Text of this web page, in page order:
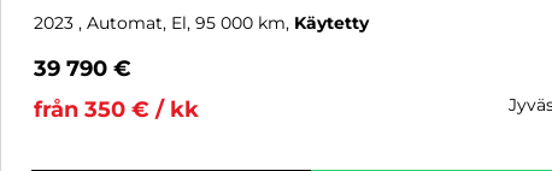
2023 , Automat, El, 95 000 km Käytetty
39 790 €
från 350 € / kk